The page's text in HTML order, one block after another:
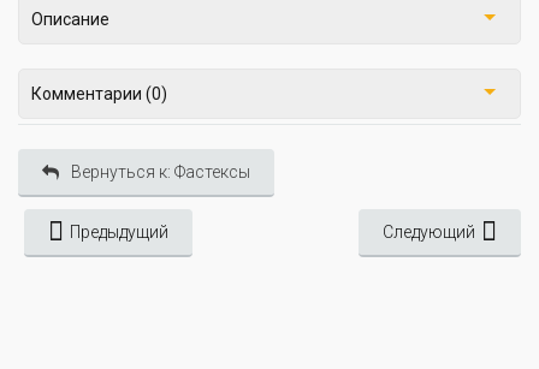
Описание
Комментарии (0)
Вернуться к: Фастексы
Предыдущий Следующий